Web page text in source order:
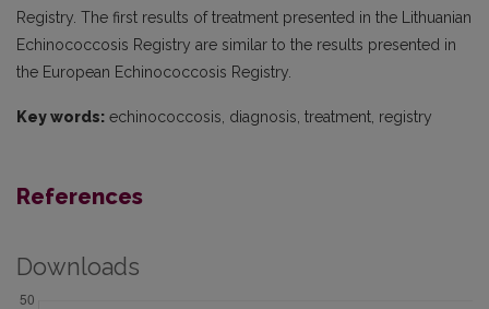
Registry. The first results of treatment presented in the Lithuanian
Echinococcosis Registry are similar to the results presented in
the European Echinococcosis Registry.
Key words: echinococcosis, diagnosis, treatment, registry
References
Downloads